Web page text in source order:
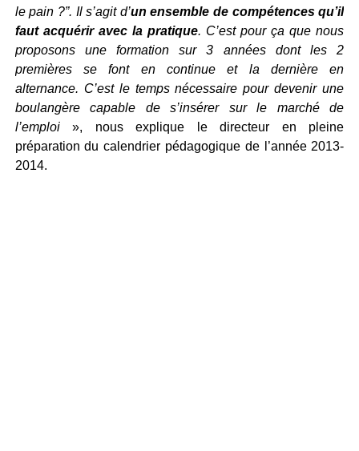
le pain ?”. Il s’agit d’un ensemble de compétences qu’il
faut acquérir avec la pratique. C’est pour ça que nous
proposons une formation sur 3 années dont les 2
premières se font en continue et la dernière en
alternance. C’est le temps nécessaire pour devenir une
boulangère capable de s’insérer sur le marché de
l’emploi», nous explique le directeur en pleine
préparation du calendrier pédagogique de l’année 2013-
2014.